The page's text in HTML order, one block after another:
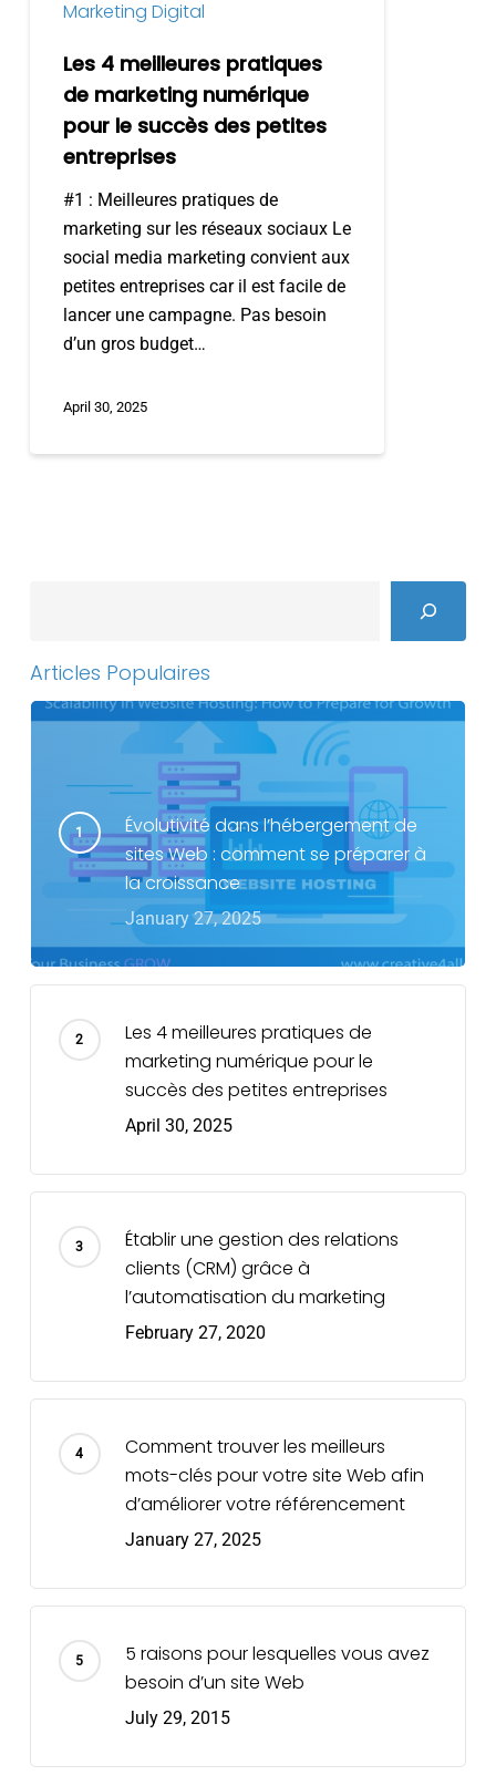
petites
entreprises
Marketing Digital
Les 4 meilleures pratiques
de marketing numérique
pour le succès des petites
entreprises
#1 : Meilleures pratiques de
marketing sur les réseaux sociaux Le
social media marketing convient aux
petites entreprises car il est facile de
lancer une campagne. Pas besoin
d’un gros budget…
April 30, 2025
Articles Populaires
Évolutivité dans l’hébergement de
sites Web : comment se préparer à
la croissance
January 27, 2025
Les 4 meilleures pratiques de
marketing numérique pour le
succès des petites entreprises
April 30, 2025
Établir une gestion des relations
clients (CRM) grâce à
l’automatisation du marketing
February 27, 2020
Comment trouver les meilleurs
mots-clés pour votre site Web afin
d’améliorer votre référencement
January 27, 2025
5 raisons pour lesquelles vous avez
besoin d’un site Web
July 29, 2015